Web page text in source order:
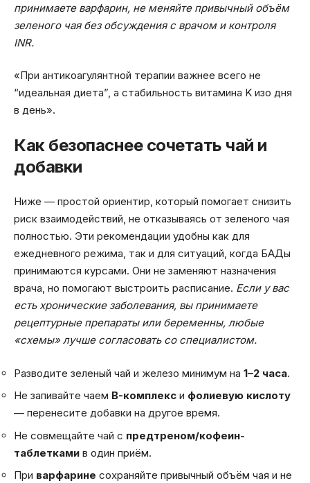
принимаете варфарин, не меняйте привычный объём
зеленого чая без обсуждения с врачом и контроля
INR.
«При антикоагулянтной терапии важнее всего не
“идеальная диета”, а стабильность витамина K изо дня
в день».
Как безопаснее сочетать чай и
добавки
Ниже — простой ориентир, который помогает снизить
риск взаимодействий, не отказываясь от зеленого чая
полностью. Эти рекомендации удобны как для
ежедневного режима, так и для ситуаций, когда БАДы
принимаются курсами. Они не заменяют назначения
врача, но помогают выстроить расписание. Если у вас
есть хронические заболевания, вы принимаете
рецептурные препараты или беременны, любые
«схемы» лучше согласовать со специалистом.
Разводите зеленый чай и железо минимум на 1–2 часа.
Не запивайте чаем B-комплекс и фолиевую кислоту
— перенесите добавки на другое время.
Не совмещайте чай с предтреном/кофеин-
таблетками в один приём.
При варфарине сохраняйте привычный объём чая и не